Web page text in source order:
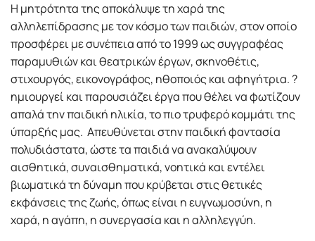
Η µητρότητα της αποκάλυψε τη χαρά της
αλληλεπίδρασης µε τον κόσµο των παιδιών, στον οποίο
προσφέρει µε συνέπεια από το 1999 ως συγγραφέας
παραµυθιών και θεατρικών έργων, σκηνοθέτις,
στιχουργός, εικονογράφος, ηθοποιός και αφηγήτρια. ?
ηµιουργεί και παρουσιάζει έργα που θέλει να φωτίζουν
απαλά την παιδική ηλικία, το πιο τρυφερό κοµµάτι της
ύπαρξής µας. Απευθύνεται στην παιδική φαντασία
πολυδιάστατα, ώστε τα παιδιά να ανακαλύψουν
αισθητικά, συναισθηµατικά, νοητικά και εντέλει
βιωµατικά τη δύναµη που κρύβεται στις θετικές
εκφάνσεις της ζωής, όπως είναι η ευγνωµοσύνη, η
χαρά, η αγάπη, η συνεργασία και η αλληλεγγύη.